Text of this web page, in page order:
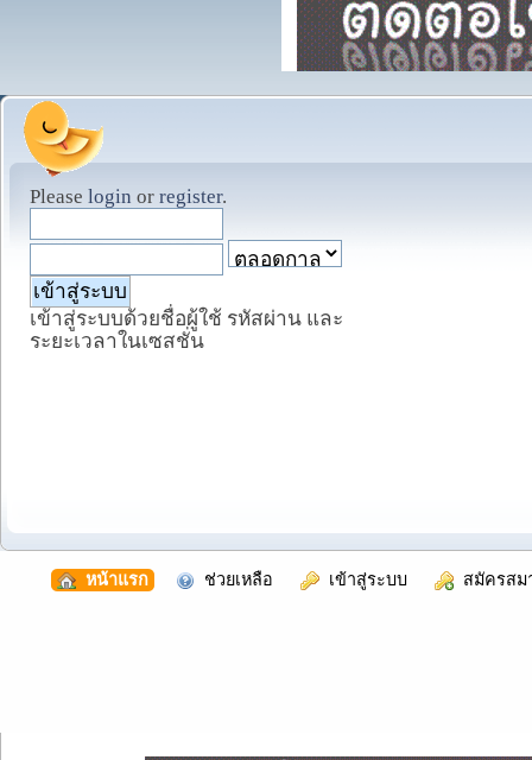
Please login or register.
เข้าสู่ระบบด้วยชื่อผู้ใช้ รหัสผ่าน และ
ระยะเวลาในเซสชั่น
หน้าแรก ช่วยเหลือ เข้าสู่ระบบ สมัครสม